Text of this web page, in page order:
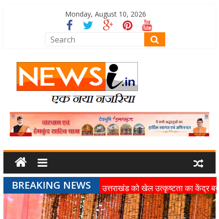
Monday, August 10, 2026
BREAKING NEWS
उत्तराखंड को खेल उत्कृष्टता का केंद्र
की दिशा में तेजी से आगे बढ़ रही उत्तराखंड
स्पोर्ट्स यूनिवर्सिटी परियोजना